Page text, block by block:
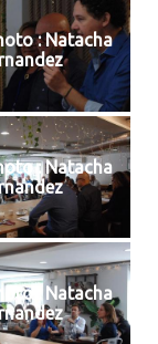
: Natacha
: Natacha
: Natacha